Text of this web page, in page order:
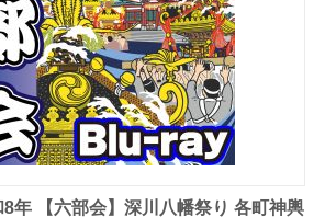
8年 【六部会】深川八幡祭り 各町神輿